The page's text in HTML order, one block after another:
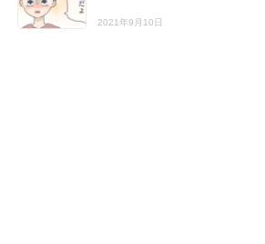
2021年9月10日